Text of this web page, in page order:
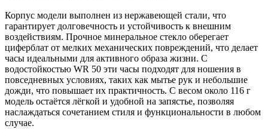
Корпус модели выполнен из нержавеющей стали, что
гарантирует долговечность и устойчивость к внешним
воздействиям. Прочное минеральное стекло оберегает
циферблат от мелких механических повреждений, что делает
часы идеальными для активного образа жизни. С
водостойкостью WR 50 эти часы подходят для ношения в
повседневных условиях, таких как мытье рук и небольшие
дожди, что повышает их практичность. С весом около 116 г
модель остаётся лёгкой и удобной на запястье, позволяя
наслаждаться сочетанием стиля и функциональности в любом
случае.